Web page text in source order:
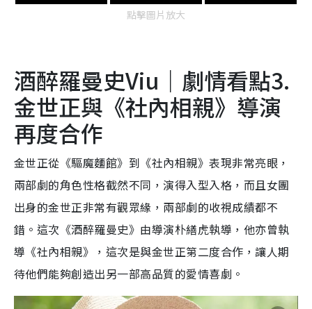
點擊圖片放大
酒醉羅曼史Viu｜劇情看點3.
金世正與《社內相親》導演
再度合作
金世正從《驅魔麵館》到《社內相親》表現非常亮眼，
兩部劇的角色性格截然不同，演得入型入格，而且女團
出身的金世正非常有觀眾緣，兩部劇的收視成績都不
錯。這次《酒醉羅曼史》由導演朴繕虎執導，他亦曾執
導《社內相親》，這次是與金世正第二度合作，讓人期
待他們能夠創造出另一部高品質的愛情喜劇。